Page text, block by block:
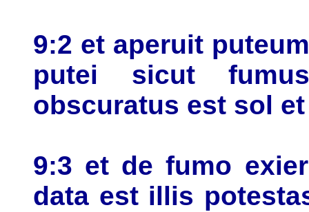
9:2 et aperuit
putei sicut
obscuratus est sol
9:3 et de fumo
data est illis